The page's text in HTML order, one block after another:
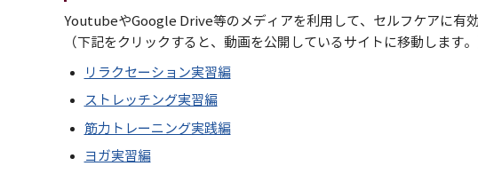
YoutubeやGoogle Drive等のメディアを利用して、セルフケアに有効
（下記をクリックすると、動画を公開しているサイトに移動します。
リラクセーション実習編
ストレッチング実習編
筋力トレーニング実践編
ヨガ実習編